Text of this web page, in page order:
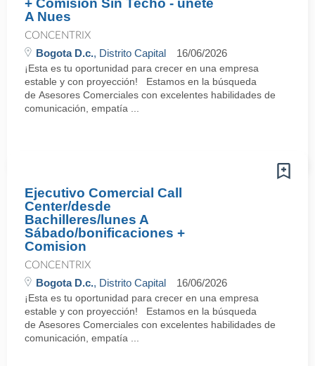
+ Comision Sin Techo - únete
A Nues
CONCENTRIX
Bogota D.c., Distrito Capital 16/06/2026
¡Esta es tu oportunidad para crecer en una empresa
estable y con proyección! Estamos en la búsqueda
de Asesores Comerciales con excelentes habilidades de
comunicación, empatía ...
Ejecutivo Comercial Call
Center/desde
Bachilleres/lunes A
Sábado/bonificaciones +
Comision
CONCENTRIX
Bogota D.c., Distrito Capital 16/06/2026
¡Esta es tu oportunidad para crecer en una empresa
estable y con proyección! Estamos en la búsqueda
de Asesores Comerciales con excelentes habilidades de
comunicación, empatía ...